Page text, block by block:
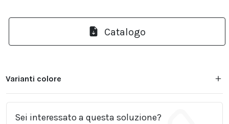
Catalogo
Varianti colore
Sei interessato a questa soluzione?